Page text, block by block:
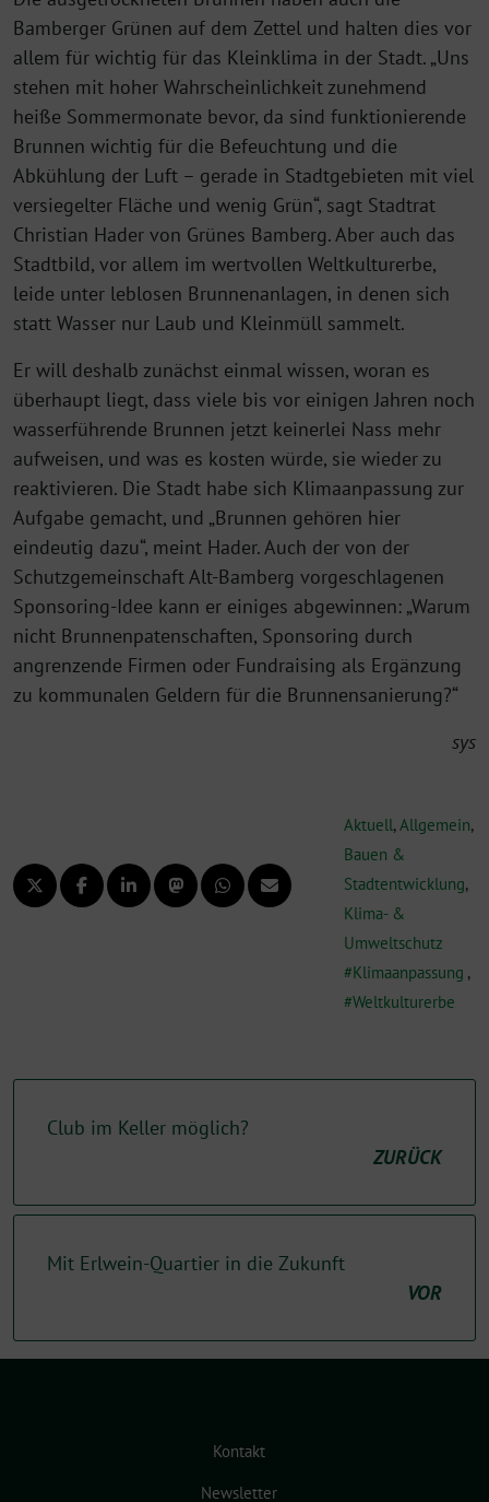
Bamberger Grünen auf dem Zettel und halten dies vor
allem für wichtig für das Kleinklima in der Stadt. „Uns
stehen mit hoher Wahrscheinlichkeit zunehmend
heiße Sommermonate bevor, da sind funktionierende
Brunnen wichtig für die Befeuchtung und die
Abkühlung der Luft – gerade in Stadtgebieten mit viel
versiegelter Fläche und wenig Grün“, sagt Stadtrat
Christian Hader von Grünes Bamberg. Aber auch das
Stadtbild, vor allem im wertvollen Weltkulturerbe,
leide unter leblosen Brunnenanlagen, in denen sich
statt Wasser nur Laub und Kleinmüll sammelt.
Er will deshalb zunächst einmal wissen, woran es
überhaupt liegt, dass viele bis vor einigen Jahren noch
wasserführende Brunnen jetzt keinerlei Nass mehr
aufweisen, und was es kosten würde, sie wieder zu
reaktivieren. Die Stadt habe sich Klimaanpassung zur
Aufgabe gemacht, und „Brunnen gehören hier
eindeutig dazu“, meint Hader. Auch der von der
Schutzgemeinschaft Alt-Bamberg vorgeschlagenen
Sponsoring-Idee kann er einiges abgewinnen: „Warum
nicht Brunnenpatenschaften, Sponsoring durch
angrenzende Firmen oder Fundraising als Ergänzung
zu kommunalen Geldern für die Brunnensanierung?“
sys
Aktuell,Allgemein,
Bauen &
Stadtentwicklung,
Klima- &
Umweltschutz
Klimaanpassung ,
Weltkulturerbe
Club im Keller möglich?
ZURÜCK
Mit Erlwein-Quartier in die Zukunft
VOR
Kontakt
Newsletter